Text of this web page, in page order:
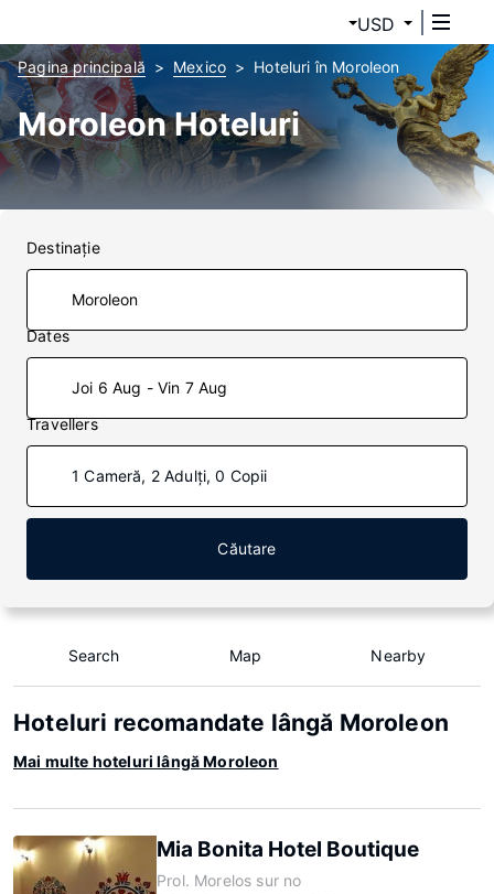
USD
Pagina principală Mexico Hoteluri în Moroleon
Moroleon Hoteluri
Destinaţie
Dates
Joi 6 Aug - Vin 7 Aug
Travellers
1 Cameră, 2 Adulți, 0 Copii
Căutare
Search Map Nearby
Hoteluri recomandate lângă Moroleon
Mai multe hoteluri lângă Moroleon
Mia Bonita Hotel Boutique
Prol. Morelos sur no